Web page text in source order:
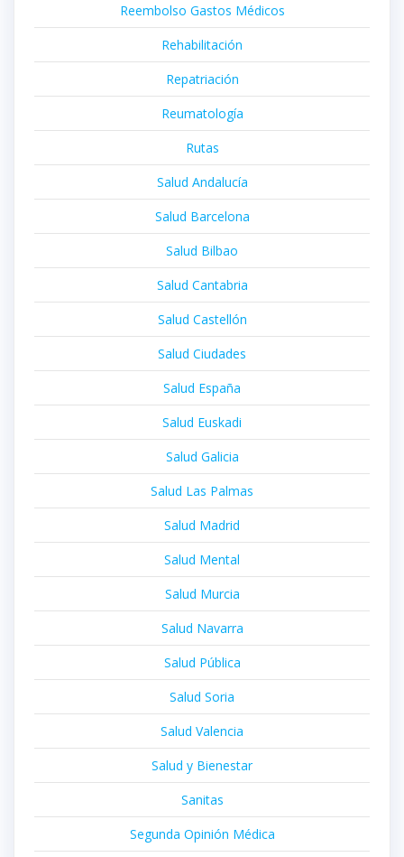
Reembolso Gastos Médicos
Rehabilitación
Repatriación
Reumatología
Rutas
Salud Andalucía
Salud Barcelona
Salud Bilbao
Salud Cantabria
Salud Castellón
Salud Ciudades
Salud España
Salud Euskadi
Salud Galicia
Salud Las Palmas
Salud Madrid
Salud Mental
Salud Murcia
Salud Navarra
Salud Pública
Salud Soria
Salud Valencia
Salud y Bienestar
Sanitas
Segunda Opinión Médica